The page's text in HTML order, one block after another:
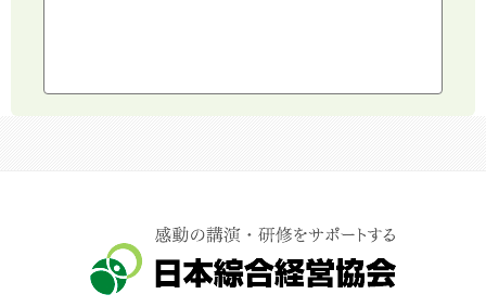
コミュニケーション・話し方
キャスター・アナウンサー
俳優・タレント・モデル